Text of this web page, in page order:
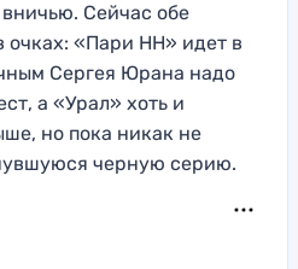
Сейчас обе
«Пари НН» идет в
Сергея Юрана надо
а «Урал» хоть и
но пока никак не
черную серию.